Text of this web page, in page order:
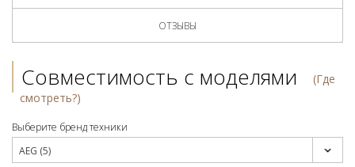
ОТЗЫВЫ
Совместимость с моделями
(Где
смотреть?)
Выберите бренд техники
AEG (5)